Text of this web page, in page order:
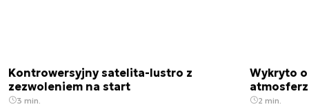
Kontrowersyjny satelita-lustro z
zezwoleniem na start
3 min.
Wykryto
2 min.